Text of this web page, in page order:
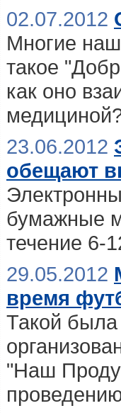
02.07.2012
Многие
такое
как оно
23.06.2012
обещают
бумажные
течение 6-
29.05.2012
время
Такой была
"Наш